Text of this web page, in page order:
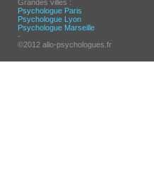
Grandes villes :
Psychologue Paris
Psychologue Lyon
Psychologue Marseille
-
©2012 allo-psychologues.fr